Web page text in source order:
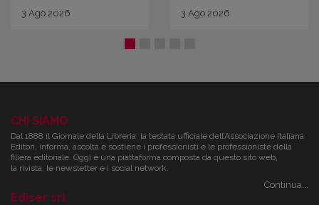
3 Ago 2026 3 Ago 2026
CHI SIAMO
Dal 1888 il Giornale della Libreria, la testata ufficiale dell’Associazione Italiana
Editori, informa, ascolta e sostiene i professionisti e le professioniste della
filiera editoriale. Oggi è una piattaforma composta da questo sito web,
la rivista, le newsletter e i social network.
Continua...
Ediser srl